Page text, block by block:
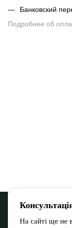
Банковский
Подробнее об
068